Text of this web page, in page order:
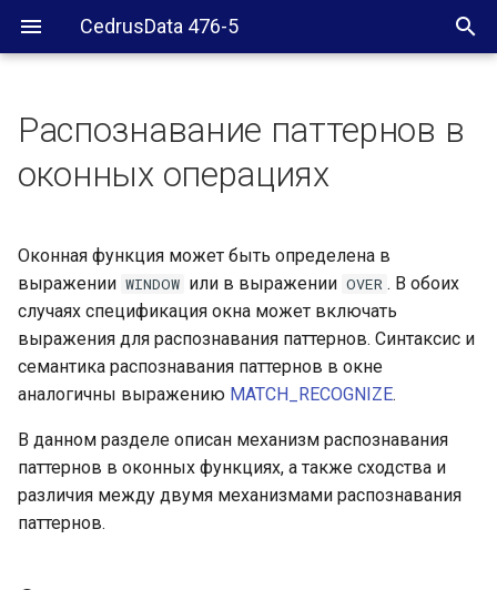
CedrusData 476-5
паттернов
распознавания паттернов
Обработка входных данных
с распознаванием
паттернов
несовпавшие строки
Распознавание паттернов в
оконных операциях
Оконная функция может быть определена в
выражении WINDOW или в выражении OVER . В обоих
случаях спецификация окна может включать
выражения для распознавания паттернов. Синтаксис и
семантика распознавания паттернов в окне
аналогичны выражению MATCH_RECOGNIZE.
В данном разделе описан механизм распознавания
паттернов в оконных функциях, а также сходства и
различия между двумя механизмами распознавания
паттернов.